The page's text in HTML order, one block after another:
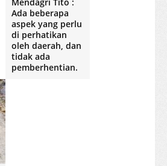
Mendagri Tito :
Ada beberapa
aspek yang perlu
di perhatikan
oleh daerah, dan
tidak ada
pemberhentian.